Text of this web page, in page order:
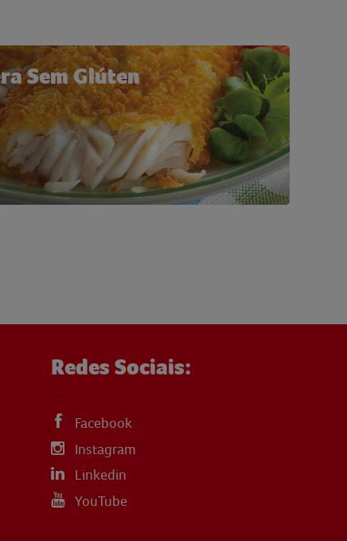
Sem Glúten
Redes Sociais:
Facebook
Instagram
Linkedin
YouTube